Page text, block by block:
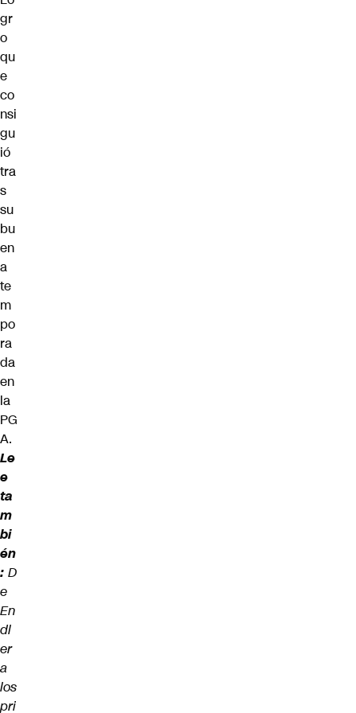
gr
o
qu
e
co
nsi
gu
ió
tra
s
su
bu
en
a
te
m
po
ra
da
en
la
PG
A.
Le
e
ta
m
bi
én
: D
e
En
dl
er
a
los
pri